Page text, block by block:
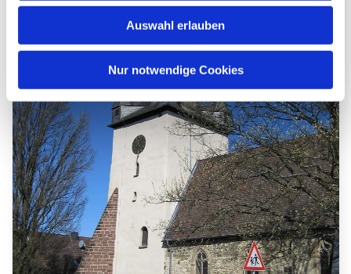
Auswahl erlauben
Nur notwendige Cookies